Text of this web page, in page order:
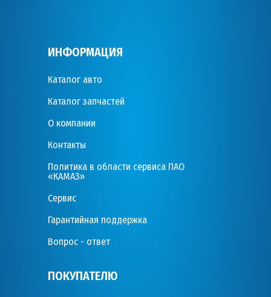
ИНФОРМАЦИЯ
Каталог авто
Каталог запчастей
О компании
Контакты
Политика в области сервиса ПАО
«КАМАЗ»
Сервис
Гарантийная поддержка
Вопрос - ответ
ПОКУПАТЕЛЮ